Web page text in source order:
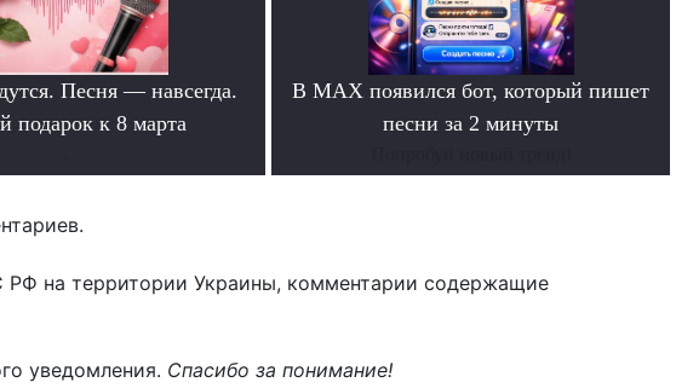
Песня — навсегда.
подарок к 8 марта
В MAX появился бот, который пишет
песни за 2 минуты
на территории Украины, комментарии содержащие
уведомления. Спасибо за понимание!